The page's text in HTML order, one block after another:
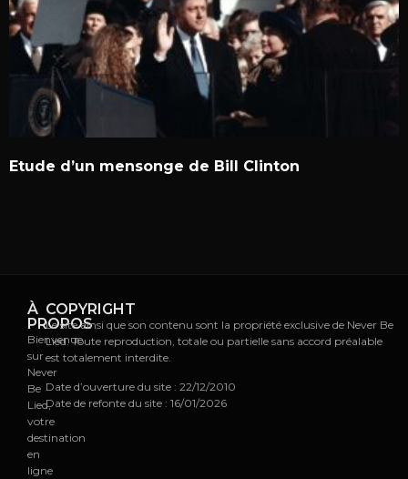
Etude d’un mensonge de Bill Clinton
À
PROPOS
Bienvenue
sur
Never
Be
Lied,
votre
destination
en
ligne
COPYRIGHT
Le site ainsi que son contenu sont la propriété exclusive de Never Be
Lied. Toute reproduction, totale ou partielle sans accord préalable
est totalement interdite.
Date d’ouverture du site : 22/12/2010
Date de refonte du site : 16/01/2026